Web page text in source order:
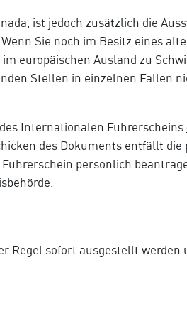
ist jedoch zusätzlich die
Sie noch im Besitz eines
europäischen Ausland zu
Stellen in einzelnen Fällen
Internationalen Führerscheins
des Dokuments entfällt die
persönlich
Regel sofort ausgestellt werden